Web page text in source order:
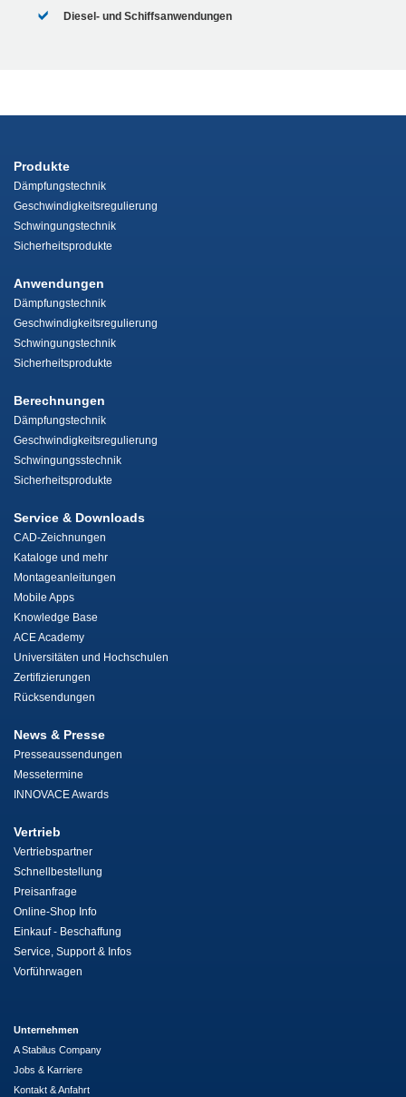
Diesel- und Schiffsanwendungen
Produkte
Dämpfungstechnik
Geschwindigkeitsregulierung
Schwingungstechnik
Sicherheitsprodukte
Anwendungen
Dämpfungstechnik
Geschwindigkeitsregulierung
Schwingungstechnik
Sicherheitsprodukte
Berechnungen
Dämpfungstechnik
Geschwindigkeitsregulierung
Schwingungsstechnik
Sicherheitsprodukte
Service & Downloads
CAD-Zeichnungen
Kataloge und mehr
Montageanleitungen
Mobile Apps
Knowledge Base
ACE Academy
Universitäten und Hochschulen
Zertifizierungen
Rücksendungen
News & Presse
Presseaussendungen
Messetermine
INNOVACE Awards
Vertrieb
Vertriebspartner
Schnellbestellung
Preisanfrage
Online-Shop Info
Einkauf - Beschaffung
Service, Support & Infos
Vorführwagen
Unternehmen
A Stabilus Company
Jobs & Karriere
Kontakt & Anfahrt